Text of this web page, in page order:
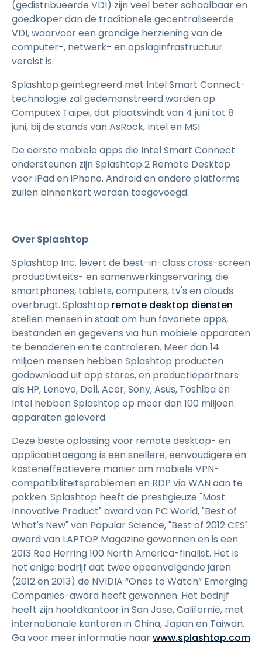
(gedistribueerde VDI) zijn veel beter schaalbaar en
goedkoper dan de traditionele gecentraliseerde
VDI, waarvoor een grondige herziening van de
computer-, netwerk- en opslaginfrastructuur
vereist is.
Splashtop geïntegreerd met Intel Smart Connect-
technologie zal gedemonstreerd worden op
Computex Taipei, dat plaatsvindt van 4 juni tot 8
juni, bij de stands van AsRock, Intel en MSI.
De eerste mobiele apps die Intel Smart Connect
ondersteunen zijn Splashtop 2 Remote Desktop
voor iPad en iPhone. Android en andere platforms
zullen binnenkort worden toegevoegd.
Over Splashtop
Splashtop Inc. levert de best-in-class cross-screen
productiviteits- en samenwerkingservaring, die
smartphones, tablets, computers, tv's en clouds
overbrugt. Splashtop remote desktop diensten
stellen mensen in staat om hun favoriete apps,
bestanden en gegevens via hun mobiele apparaten
te benaderen en te controleren. Meer dan 14
miljoen mensen hebben Splashtop producten
gedownload uit app stores, en productiepartners
als HP, Lenovo, Dell, Acer, Sony, Asus, Toshiba en
Intel hebben Splashtop op meer dan 100 miljoen
apparaten geleverd.
Deze beste oplossing voor remote desktop- en
applicatietoegang is een snellere, eenvoudigere en
kosteneffectievere manier om mobiele VPN-
compatibiliteitsproblemen en RDP via WAN aan te
pakken. Splashtop heeft de prestigieuze "Most
Innovative Product" award van PC World, "Best of
What's New" van Popular Science, "Best of 2012 CES"
award van LAPTOP Magazine gewonnen en is een
2013 Red Herring 100 North America-finalist. Het is
het enige bedrijf dat twee opeenvolgende jaren
(2012 en 2013) de NVIDIA “Ones to Watch” Emerging
Companies-award heeft gewonnen. Het bedrijf
heeft zijn hoofdkantoor in San Jose, Californië, met
internationale kantoren in China, Japan en Taiwan.
Ga voor meer informatie naarwww.splashtop.com